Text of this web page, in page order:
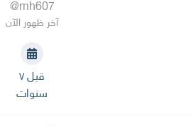
@mh607
آخر ظهور الآن
قبل ٧
سنوات